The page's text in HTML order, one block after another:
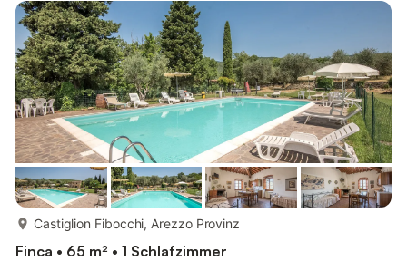
Unterkunft hat Zugang zu einem gemeinsamen Außenbereich
mit Pool (geöffnet von Mitte Mai bis September, bitte beachten
Sie, dass sic...
Castiglion Fibocchi, Arezzo Provinz
Finca • 65 m² • 1 Schlafzimmer